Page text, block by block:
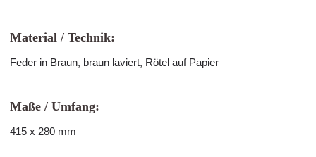
Material / Technik:
Feder in Braun, braun laviert, Rötel auf Papier
Maße / Umfang:
415 x 280 mm